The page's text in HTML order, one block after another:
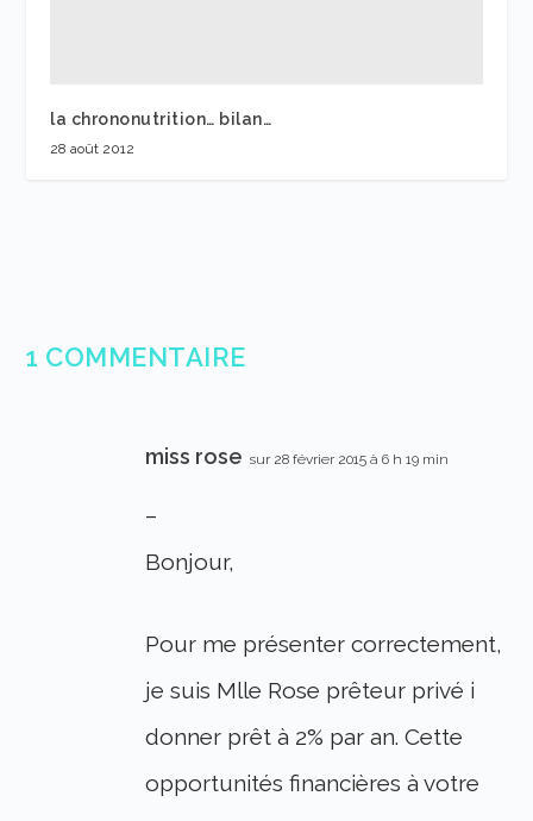
la chrononutrition… bilan…
28 août 2012
1 COMMENTAIRE
miss rose sur 28 février 2015 à 6 h 19 min
–
Bonjour,
Pour me présenter correctement,
je suis Mlle Rose prêteur privé i
donner prêt à 2% par an. Cette
opportunités financières à votre